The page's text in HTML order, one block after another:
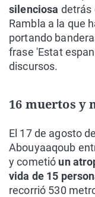
silenciosa detrás
Rambla a la que
portando
frase 'Estat
discursos.
16 muertos y
El 17 de agosto
Abouyaaqoub
y cometió un
vida de 15
recorrió 530